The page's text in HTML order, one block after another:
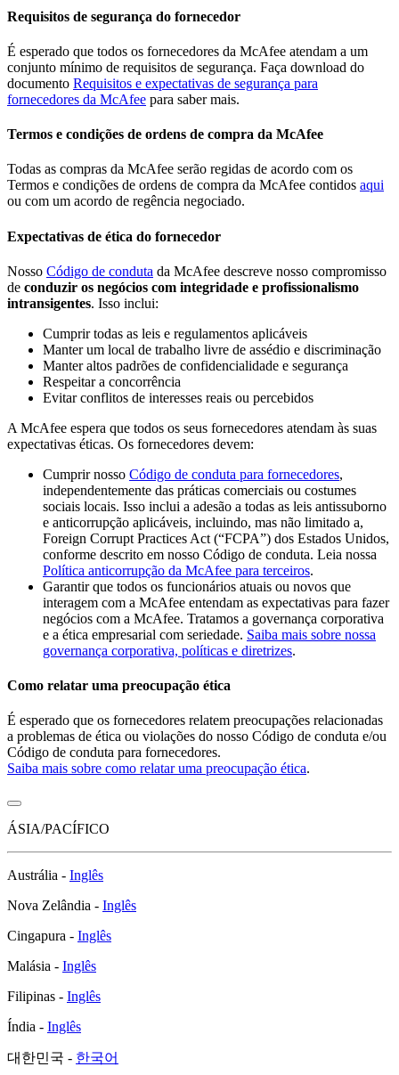
Requisitos de segurança do fornecedor
É esperado que todos os fornecedores da McAfee atendam a um
conjunto mínimo de requisitos de segurança. Faça download do
documento Requisitos e expectativas de segurança para
fornecedores da McAfee para saber mais.
Termos e condições de ordens de compra da McAfee
Todas as compras da McAfee serão regidas de acordo com os
Termos e condições de ordens de compra da McAfee contidos aqui
ou com um acordo de regência negociado.
Expectativas de ética do fornecedor
Nosso Código de conduta da McAfee descreve nosso compromisso
de conduzir os negócios com integridade e profissionalismo
intransigentes. Isso inclui:
Cumprir todas as leis e regulamentos aplicáveis
Manter um local de trabalho livre de assédio e discriminação
Manter altos padrões de confidencialidade e segurança
Respeitar a concorrência
Evitar conflitos de interesses reais ou percebidos
A McAfee espera que todos os seus fornecedores atendam às suas
expectativas éticas. Os fornecedores devem:
Cumprir nosso Código de conduta para fornecedores,
independentemente das práticas comerciais ou costumes
sociais locais. Isso inclui a adesão a todas as leis antissuborno
e anticorrupção aplicáveis, incluindo, mas não limitado a,
Foreign Corrupt Practices Act (“FCPA”) dos Estados Unidos,
conforme descrito em nosso Código de conduta. Leia nossa
Política anticorrupção da McAfee para terceiros.
Garantir que todos os funcionários atuais ou novos que
interagem com a McAfee entendam as expectativas para fazer
negócios com a McAfee. Tratamos a governança corporativa
e a ética empresarial com seriedade. Saiba mais sobre nossa
governança corporativa, políticas e diretrizes.
Como relatar uma preocupação ética
É esperado que os fornecedores relatem preocupações relacionadas
a problemas de ética ou violações do nosso Código de conduta e/ou
Código de conduta para fornecedores.
Saiba mais sobre como relatar uma preocupação ética.
ÁSIA/PACÍFICO
Austrália - Inglês
Nova Zelândia - Inglês
Cingapura - Inglês
Malásia - Inglês
Filipinas - Inglês
Índia - Inglês
대한민국 - 한국어